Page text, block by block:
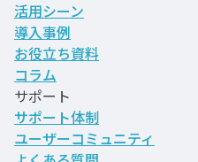
活用シーン
導入事例
お役立ち資料
コラム
サポート
サポート体制
ユーザーコミュニティ